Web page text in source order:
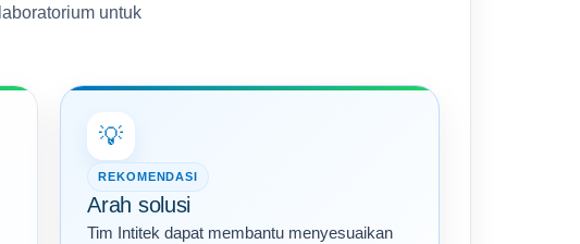
untuk
💡
REKOMENDASI
Arah solusi
Tim Intitek dapat membantu menyesuaikan